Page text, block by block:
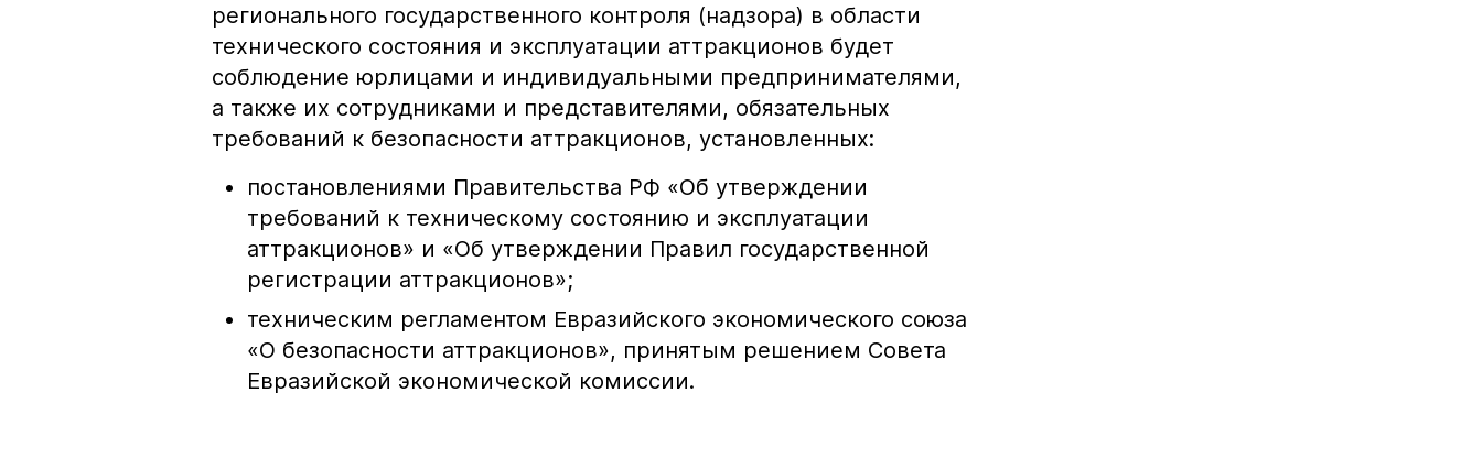
регионального государственного контроля (надзора) в области
технического состояния и эксплуатации аттракционов будет
соблюдение юрлицами и индивидуальными предпринимателями,
а также их сотрудниками и представителями, обязательных
требований к безопасности аттракционов, установленных:
постановлениями Правительства РФ «Об утверждении
требований к техническому состоянию и эксплуатации
аттракционов» и «Об утверждении Правил государственной
регистрации аттракционов»;
техническим регламентом Евразийского экономического союза
«О безопасности аттракционов», принятым решением Совета
Евразийской экономической комиссии.